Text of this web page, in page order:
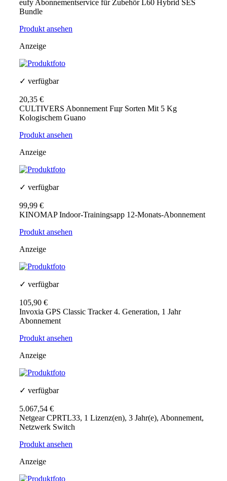
eufy Abonnementservice für Zubehör L60 Hybrid SES
Bundle
Produkt ansehen
Anzeige
✓ verfügbar
20,35 €
CULTIVERS Abonnement Fщr Sorten Mit 5 Kg
Kologischem Guano
Produkt ansehen
Anzeige
✓ verfügbar
99,99 €
KINOMAP Indoor-Trainingsapp 12-Monats-Abonnement
Produkt ansehen
Anzeige
✓ verfügbar
105,90 €
Invoxia GPS Classic Tracker 4. Generation, 1 Jahr
Abonnement
Produkt ansehen
Anzeige
✓ verfügbar
5.067,54 €
Netgear CPRTL33, 1 Lizenz(en), 3 Jahr(e), Abonnement,
Netzwerk Switch
Produkt ansehen
Anzeige